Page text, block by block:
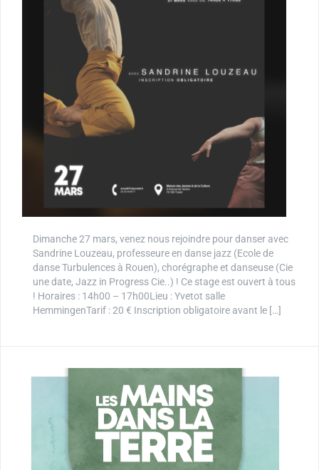
Dimanche 27 mars, venez nous rejoindre pour danser avec
Sandrine Louzeau, professeure en danse jazz (Ecole de
danse Turbulences à Rouen), chorégraphe et danseuse (Cie
une date, Jazz in Progress Cie..) ! Ce stage est ouvert à tous
! Horaires : 14h00 – 17h00Lieu : Yvetot salle
HemmingenTarif : 20 € Inscription obligatoire avant le […]